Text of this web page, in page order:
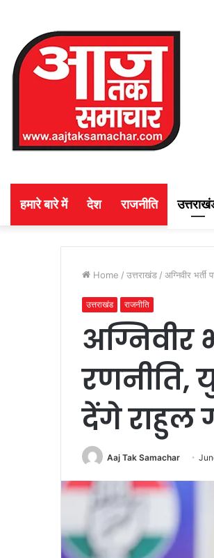
हमारे बारे में देश राजनीति
Home / उत्तराखंड / अग्निवीर
उत्तराखंड राजनीति
अग्निवीर
रणनीति,
देंगे राहुल
Aaj Tak Samachar